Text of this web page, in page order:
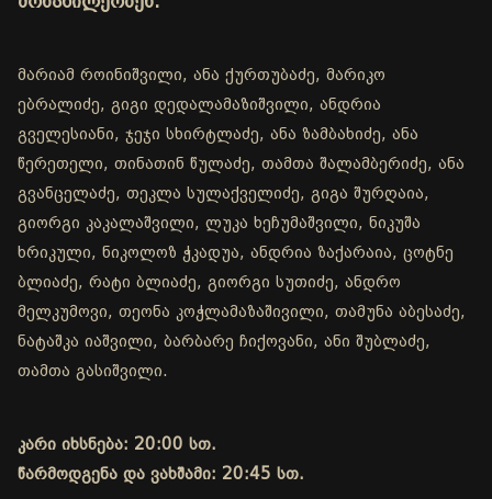
მარიამ როინიშვილი, ანა ქურთუბაძე, მარიკო
ებრალიძე, გიგი დედალამაზიშვილი, ანდრია
გველესიანი, ჯეჯი სხირტლაძე, ანა ზამბახიძე, ანა
წერეთელი, თინათინ წულაძე, თამთა შალამბერიძე, ანა
გვანცელაძე, თეკლა სულაქველიძე, გიგა შურღაია,
გიორგი კაკალაშვილი, ლუკა ხეჩუმაშვილი, ნიკუშა
ხრიკული, ნიკოლოზ ჭკადუა, ანდრია ზაქარაია, ცოტნე
ბლიაძე, რატი ბლიაძე, გიორგი სუთიძე, ანდრო
მელკუმოვი, თეონა კოჭლამაზაშივილი, თამუნა აბესაძე,
ნატაშკა იაშვილი, ბარბარე ჩიქოვანი, ანი შუბლაძე,
თამთა გასიშვილი.
კარი იხსნება: 20:00 სთ.
წარმოდგენა და ვახშამი: 20:45 სთ.